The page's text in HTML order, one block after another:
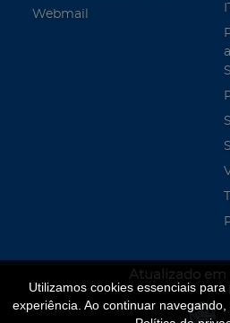
Utilizamos cookies essenciais
experiência. Ao continuar
Webmail
Atualizado em